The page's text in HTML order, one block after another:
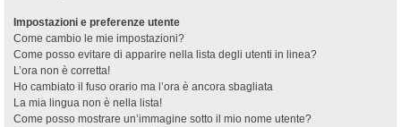
Impostazioni e preferenze utente
Come cambio le mie impostazioni?
Come posso evitare di apparire nella lista degli utenti in linea?
L’ora non è corretta!
Ho cambiato il fuso orario ma l’ora è ancora sbagliata
La mia lingua non è nella lista!
Come posso mostrare un’immagine sotto il mio nome utente?